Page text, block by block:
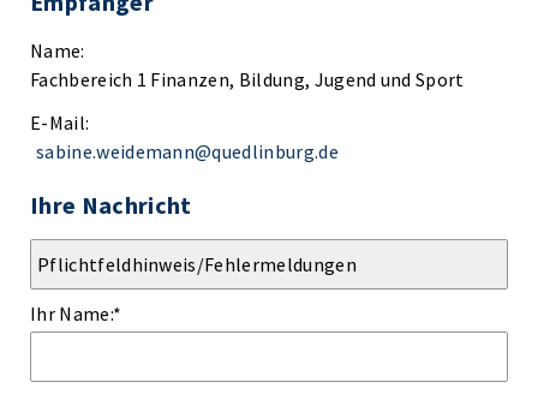
Name:
Fachbereich 1 Finanzen, Bildung, Jugend und Sport
E-Mail:
sabine.weidemann@quedlinburg.de
Ihre Nachricht
Ihr Name:*